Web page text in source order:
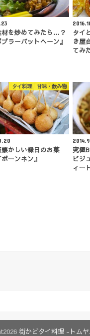
材を炒めてみたら…？
プラーパットヘーン』
タイ
き屋
てみ
タイ料理 甘味・飲み物
懐かしい縁日のお菓
ーンネン』
究極
ビジ
ィー
街かどタイ料理 -トム